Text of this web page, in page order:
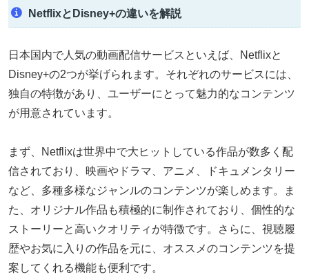
NetflixとDisney+の違いを解説
日本国内で人気の動画配信サービスといえば、Netflixと
Disney+の2つが挙げられます。それぞれのサービスには、
独自の特徴があり、ユーザーにとって魅力的なコンテンツ
が用意されています。
まず、Netflixは世界中で大ヒットしている作品が数多く配
信されており、映画やドラマ、アニメ、ドキュメンタリー
など、多種多様なジャンルのコンテンツが楽しめます。ま
た、オリジナル作品も積極的に制作されており、個性的な
ストーリーと高いクオリティが特徴です。さらに、視聴履
歴やお気に入りの作品を元に、オススメのコンテンツを提
案してくれる機能も便利です。